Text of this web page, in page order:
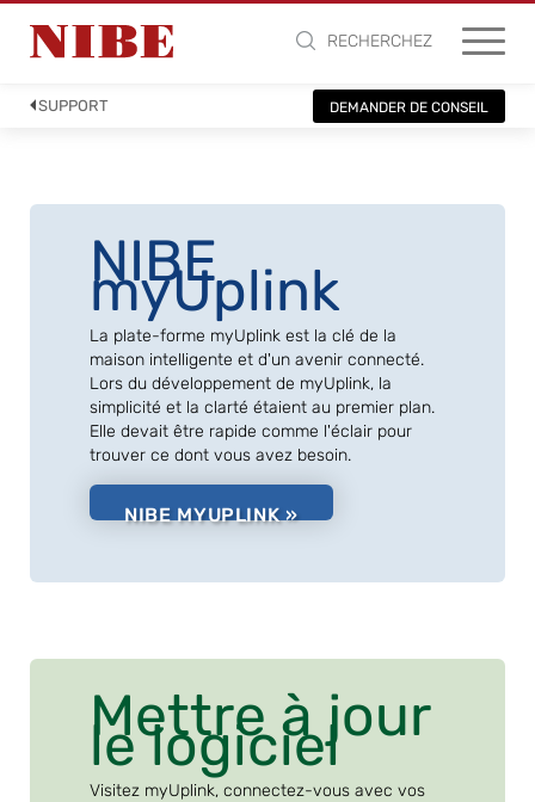
RECHERCHEZ
SUPPORT DEMANDER DE CONSEIL
NIBE
myUplink
La plate-forme myUplink est la clé de la
maison intelligente et d'un avenir connecté.
Lors du développement de myUplink, la
simplicité et la clarté étaient au premier plan.
Elle devait être rapide comme l'éclair pour
trouver ce dont vous avez besoin.
NIBE MYUPLINK »
Mettre à jour
le logiciel
Visitez myUplink, connectez-vous avec vos